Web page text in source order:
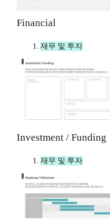
Financial
재무 및 투자
Investment / Funding
재무 및 투자